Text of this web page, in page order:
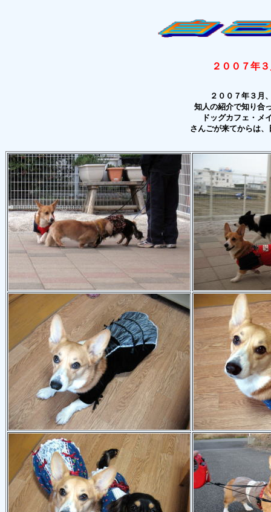
２００７年
２００７年３月
知人の紹介で知り合
ドッグカフェ・メ
さんごが来てからは